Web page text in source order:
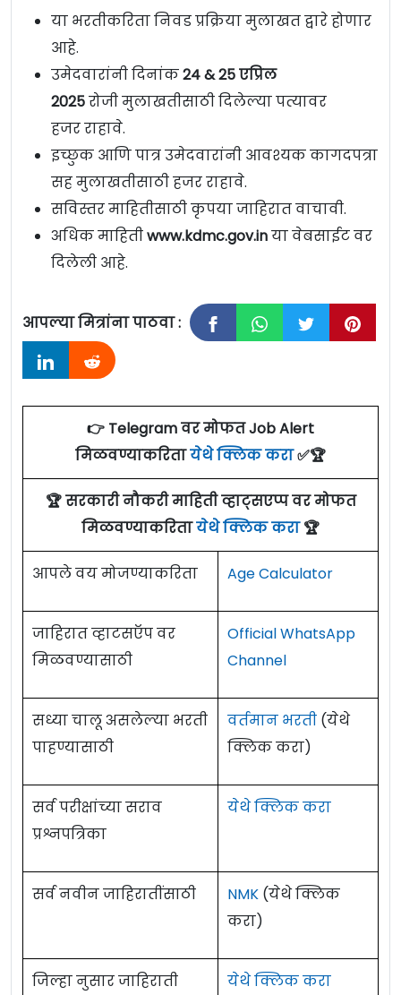
या भरतीकरिता निवड प्रक्रिया मुलाखत द्वारे होणार
आहे.
उमेदवारांनी दिनांक24 & 25 एप्रिल
2025रोजी मुलाखतीसाठी दिलेल्या पत्यावर
हजर राहावे.
इच्छुक आणि पात्र उमेदवारांनी आवश्यक कागदपत्रा
सह मुलाखतीसाठी हजर राहावे.
सविस्तर माहितीसाठी कृपया जाहिरात वाचावी.
अधिक माहितीwww.kdmc.gov.inया वेबसाईट वर
दिलेली आहे.
आपल्या मित्रांना पाठवा :
👉 Telegram वर मोफत Job Alert
मिळवण्याकरितायेथे क्लिक करा✅🏆
🏆 सरकारी नौकरी माहिती व्हाट्सएप्प वर मोफत
मिळवण्याकरितायेथे क्लिक करा🏆
आपले वय मोजण्याकरिता Age Calculator
जाहिरात व्हाटसऍप वर
मिळवण्यासाठी
Official WhatsApp
Channel
सध्या चालू असलेल्या भरती
पाहण्यासाठी
वर्तमान भरती (येथे
क्लिक करा)
सर्व परीक्षांच्या सराव
प्रश्नपत्रिका
येथे क्लिक करा
सर्व नवीन जाहिरातींसाठी NMK (येथे क्लिक
करा)
जिल्हा नुसार जाहिराती येथे क्लिक करा